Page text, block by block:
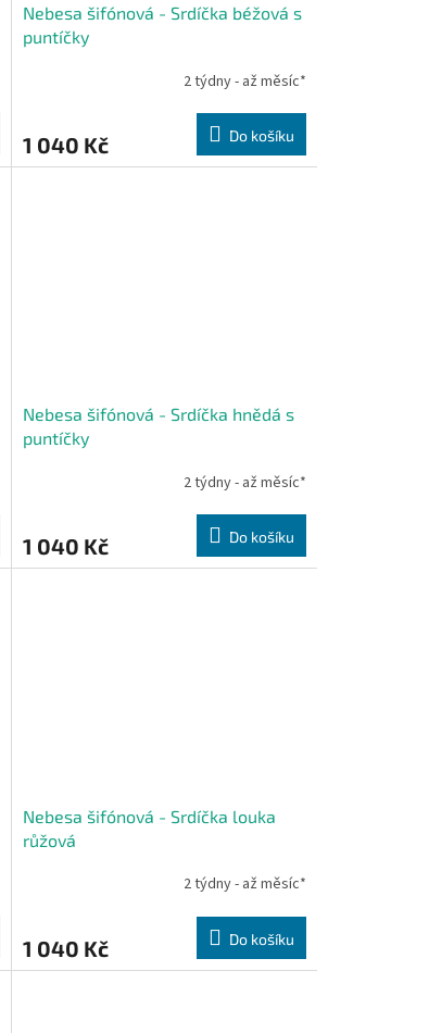
Nebesa šifónová - Srdíčka béžová s
puntíčky
2 týdny - až měsíc*
1 040 Kč Do košíku
Nebesa šifónová - Srdíčka hnědá s
puntíčky
2 týdny - až měsíc*
1 040 Kč Do košíku
Nebesa šifónová - Srdíčka louka
růžová
2 týdny - až měsíc*
1 040 Kč Do košíku